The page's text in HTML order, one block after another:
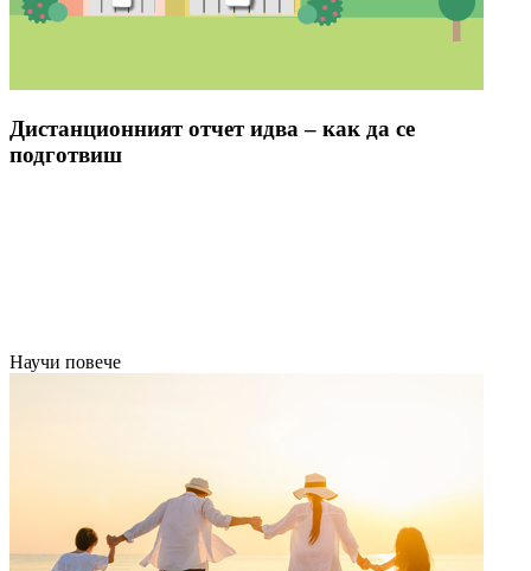
Дистанционният отчет идва – как да се
подготвиш
Научи повече